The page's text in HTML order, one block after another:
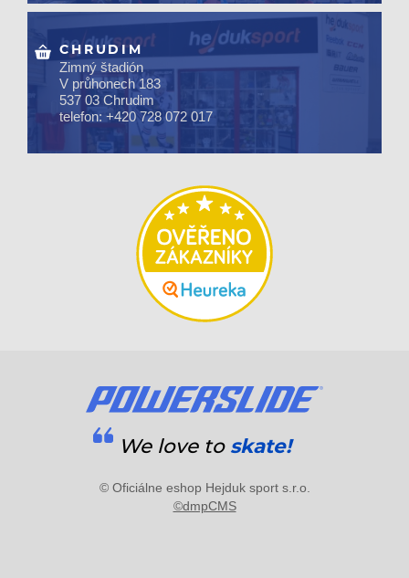
CHRUDIM
Zimný štadión
V průhonech 183
537 03 Chrudim
telefon: +420 728 072 017
We love to skate!
© Oficiálne eshop Hejduk sport s.r.o.
©dmpCMS